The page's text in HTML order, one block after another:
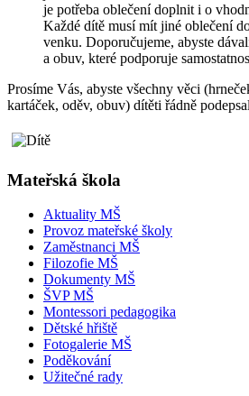
je potřeba oblečení doplnit i o
Každé dítě musí mít jiné oblečení
venku. Doporučujeme, abyste
a obuv, které podporuje
Prosíme Vás, abyste všechny věci
kartáček, oděv, obuv) dítěti řádně
Mateřská škola
Aktuality MŠ
Provoz mateřské školy
Zaměstnanci MŠ
Filozofie MŠ
Dokumenty MŠ
ŠVP MŠ
Montessori pedagogika
Dětské hřiště
Fotogalerie MŠ
Poděkování
Užitečné rady